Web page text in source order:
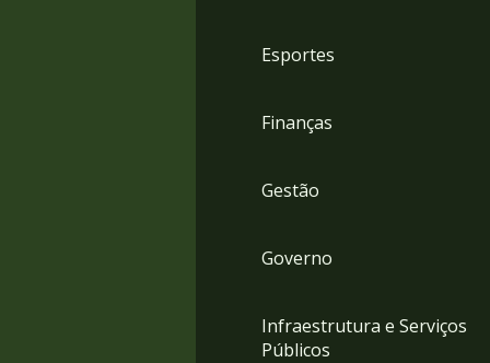
Esportes
Finanças
Gestão
Governo
Infraestrutura e Serviços
Públicos